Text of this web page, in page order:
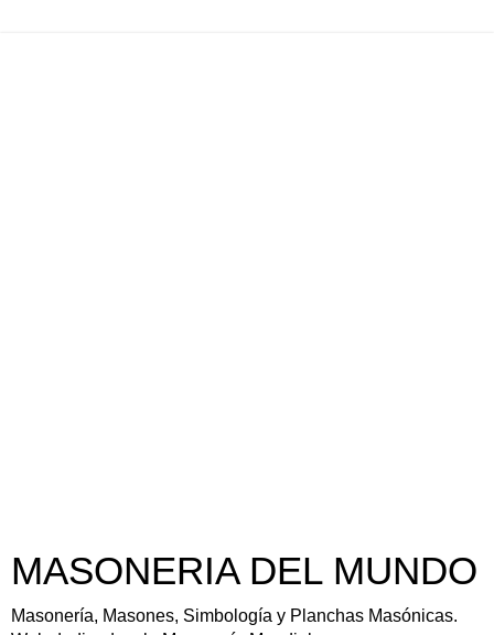
MASONERIA DEL MUNDO
Masonería, Masones, Simbología y Planchas Masónicas.